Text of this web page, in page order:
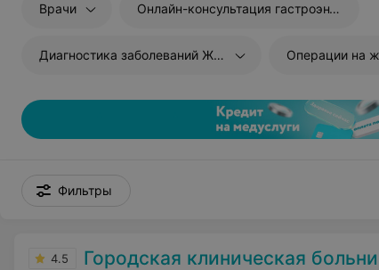
Врачи Онлайн-консультация гастроэнтеролога
Диагностика заболеваний ЖКТ Операции на желудке
Фильтры
4.5 Городская клиническая больница скорой